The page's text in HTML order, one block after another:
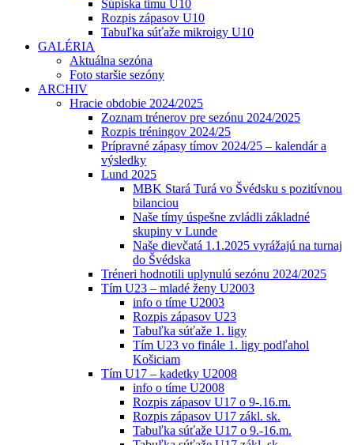
Súpiska tímu U10
Rozpis zápasov U10
Tabuľka súťaže mikroigy U10
GALÉRIA
Aktuálna sezóna
Foto staršie sezóny
ARCHIV
Hracie obdobie 2024/2025
Zoznam trénerov pre sezónu 2024/2025
Rozpis tréningov 2024/25
Prípravné zápasy tímov 2024/25 – kalendár a
výsledky
Lund 2025
MBK Stará Turá vo Švédsku s pozitívnou
bilanciou
Naše tímy úspešne zvládli základné
skupiny v Lunde
Naše dievčatá 1.1.2025 vyrážajú na turnaj
do Švédska
Tréneri hodnotili uplynulú sezónu 2024/2025
Tím U23 – mladé ženy U2003
info o tíme U2003
Rozpis zápasov U23
Tabuľka súťaže 1. ligy
Tím U23 vo finále 1. ligy podľahol
Košiciam
Tím U17 – kadetky U2008
info o tíme U2008
Rozpis zápasov U17 o 9-.16.m.
Rozpis zápasov U17 zákl. sk.
Tabuľka súťaže U17 o 9.-16.m.